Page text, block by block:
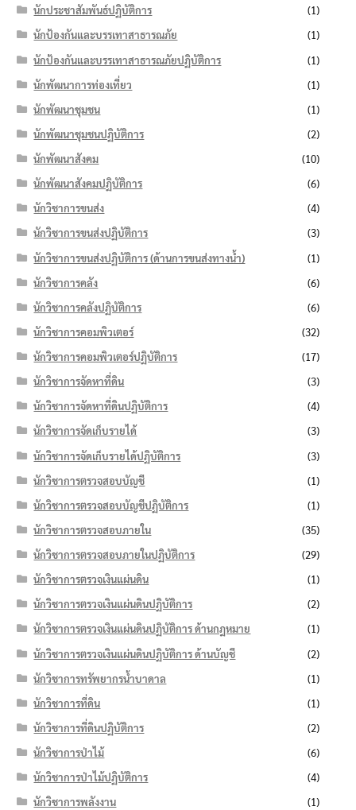
นักประชาสัมพันธ์ปฏิบัติการ
(1)
นักป้องกันและบรรเทาสาธารณภัย
(1)
นักป้องกันและบรรเทาสาธารณภัยปฏิบัติการ
(1)
นักพัฒนาการท่องเที่ยว
(1)
นักพัฒนาชุมชน
(1)
นักพัฒนาชุมชนปฏิบัติการ
(2)
นักพัฒนาสังคม
(10)
นักพัฒนาสังคมปฏิบัติการ
(6)
นักวิชาการขนส่ง
(4)
นักวิชาการขนส่งปฏิบัติการ
(3)
นักวิชาการขนส่งปฏิบัติการ (ด้านการขนส่งทางน้ำ)
(1)
นักวิชาการคลัง
(6)
นักวิชาการคลังปฏิบัติการ
(6)
นักวิชาการคอมพิวเตอร์
(32)
นักวิชาการคอมพิวเตอร์ปฏิบัติการ
(17)
นักวิชาการจัดหาที่ดิน
(3)
นักวิชาการจัดหาที่ดินปฏิบัติการ
(4)
นักวิชาการจัดเก็บรายได้
(3)
นักวิชาการจัดเก็บรายได้ปฏิบัติการ
(3)
นักวิชาการตรวจสอบบัญชี
(1)
นักวิชาการตรวจสอบบัญชีปฏิบัติการ
(1)
นักวิชาการตรวจสอบภายใน
(35)
นักวิชาการตรวจสอบภายในปฏิบัติการ
(29)
นักวิชาการตรวจเงินแผ่นดิน
(1)
นักวิชาการตรวจเงินแผ่นดินปฏิบัติการ
(2)
นักวิชาการตรวจเงินแผ่นดินปฏิบัติการ ด้านกฎหมาย
(1)
นักวิชาการตรวจเงินแผ่นดินปฏิบัติการ ด้านบัญชี
(2)
นักวิชาการทรัพยากรน้ำบาดาล
(1)
นักวิชาการที่ดิน
(1)
นักวิชาการที่ดินปฏิบัติการ
(2)
นักวิชาการป่าไม้
(6)
นักวิชาการป่าไม้ปฏิบัติการ
(4)
นักวิชาการพลังงาน
(1)